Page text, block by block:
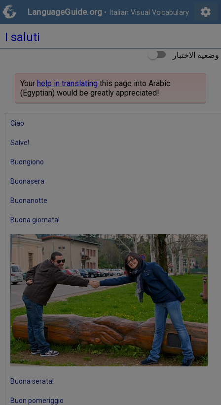
LanguageGuide.org • Italian Visual Vocabulary settings
I saluti
وضعية الاختبار
Your help in translating this page into Arabic
(Egyptian) would be greatly appreciated!
Ciao
Salve!
Buongiono
Buonasera
Buonanotte
Buona giornata!
Buona serata!
Buon pomeriggio